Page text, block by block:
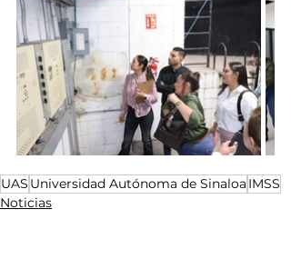
UAS Universidad Autónoma de Sinaloa IMSS
Noticias